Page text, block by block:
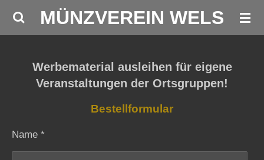
Zum
MÜNZVEREIN WELS
Werbematerial ausleihen für eigene
Veranstaltungen der Ortsgruppen!
Bestellformular
Name *